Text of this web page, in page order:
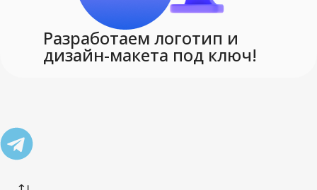
Разработаем логотип и
дизайн-макета под ключ!